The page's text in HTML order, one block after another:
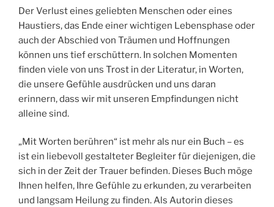
Der Verlust eines geliebten Menschen oder eines
Haustiers, das Ende einer wichtigen Lebensphase oder
auch der Abschied von Träumen und Hoffnungen
können uns tief erschüttern. In solchen Momenten
finden viele von uns Trost in der Literatur, in Worten,
die unsere Gefühle ausdrücken und uns daran
erinnern, dass wir mit unseren Empfindungen nicht
alleine sind.
„Mit Worten berühren“ ist mehr als nur ein Buch – es
ist ein liebevoll gestalteter Begleiter für diejenigen, die
sich in der Zeit der Trauer befinden. Dieses Buch möge
Ihnen helfen, Ihre Gefühle zu erkunden, zu verarbeiten
und langsam Heilung zu finden. Als Autorin dieses